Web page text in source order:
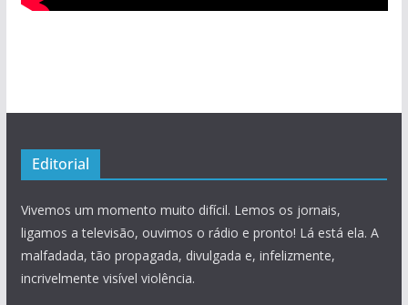
Editorial
Vivemos um momento muito difícil. Lemos os jornais,
ligamos a televisão, ouvimos o rádio e pronto! Lá está ela. A
malfadada, tão propagada, divulgada e, infelizmente,
incrivelmente visível violência.